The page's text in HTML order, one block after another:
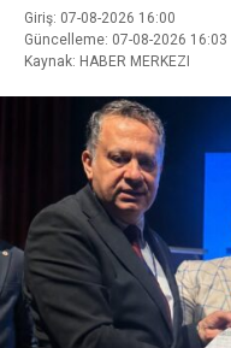
Giriş: 07-08-2026 16:00
Güncelleme: 07-08-2026 16:03
Kaynak: HABER MERKEZI